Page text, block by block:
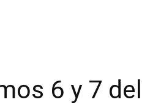
6 y 7 del